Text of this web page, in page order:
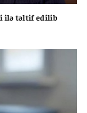
ilə təltif edilib